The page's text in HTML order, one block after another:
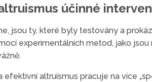
účinné
jsou ty, které byly testovány a
experimentálních metod, jako
efektivní altruismus pracuje na více